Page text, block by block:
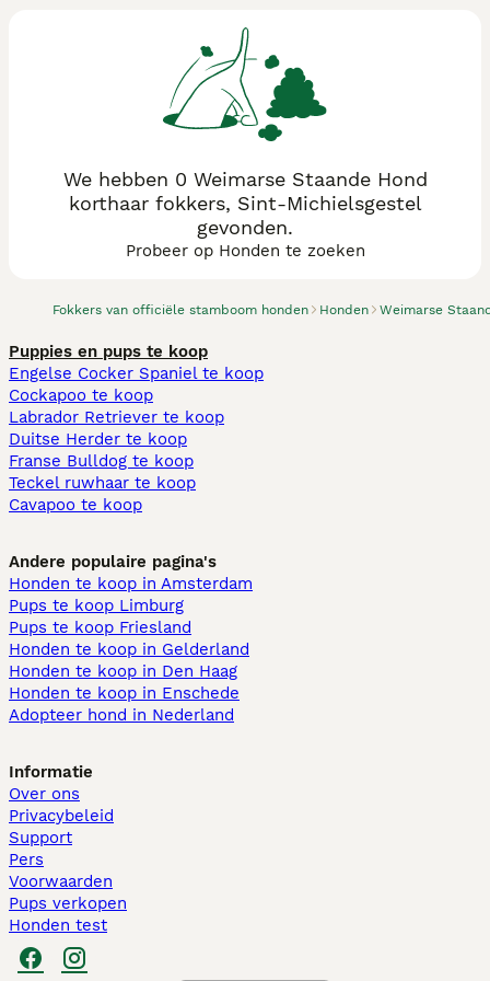
Fokkers van officiële stamboom honden Honden Weimarse
We hebben 0 Weimarse Staande Hond
korthaar fokkers, Sint-Michielsgestel
gevonden.
Probeer op Honden te zoeken
Puppies en pups te koop
Engelse Cocker Spaniel te koop
Cockapoo te koop
Labrador Retriever te koop
Duitse Herder te koop
Franse Bulldog te koop
Teckel ruwhaar te koop
Cavapoo te koop
Andere populaire pagina's
Honden te koop in Amsterdam
Pups te koop Limburg​
Pups te koop Friesland​
Honden te koop in Gelderland
Honden te koop in Den Haag
Honden te koop in Enschede
Adopteer hond in Nederland
Informatie
Over ons
Privacybeleid
Support
Pers
Voorwaarden
Pups verkopen
Honden test